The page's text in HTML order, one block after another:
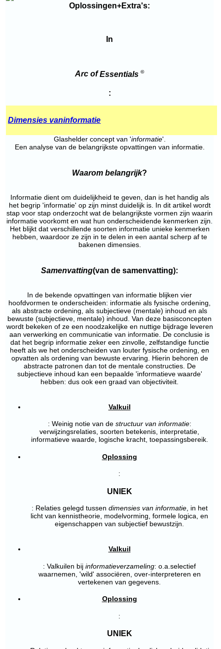
Oplossingen+Extra's:
In
Arc of Essentials ©
:
Dimensies vaninformatie
Glashelder concept van 'informatie'.
Een analyse van de belangrijkste opvattingen van informatie.
Waarom belangrijk?
Informatie dient om duidelijkheid te geven, dan is het handig als
het begrip 'informatie' op zijn minst duidelijk is. In dit artikel wordt
stap voor stap onderzocht wat de belangrijkste vormen zijn waarin
informatie voorkomt en wat hun onderscheidende kenmerken zijn.
Het blijkt dat verschillende soorten informatie unieke kenmerken
hebben, waardoor ze zijn in te delen in een aantal scherp af te
bakenen dimensies.
Samenvatting(van de samenvatting):
In de bekende opvattingen van informatie blijken vier
hoofdvormen te onderscheiden: informatie als fysische ordening,
als abstracte ordening, als subjectieve (mentale) inhoud en als
bewuste (subjectieve, mentale) inhoud. Van deze basisconcepten
wordt bekeken of ze een noodzakelijke en nuttige bijdrage leveren
aan verwerking en communicatie van informatie. De conclusie is
dat het begrip informatie zeker een zinvolle, zelfstandige functie
heeft als we het onderscheiden van louter fysische ordening, en
opvatten als ordening van bewuste ervaring. Hierin behoren de
abstracte patronen dan tot de mentale constructies. De
subjectieve inhoud kan een bepaalde 'informatieve waarde'
hebben: dus ook een graad van objectiviteit.
Valkuil
: Weinig notie van de structuur van informatie:
verwijzingsrelaties, soorten betekenis, interpretatie,
informatieve waarde, logische kracht, toepassingsbereik.
Oplossing
:
UNIEK
: Relaties gelegd tussen dimensies van informatie, in het
licht van kennistheorie, modelvorming, formele logica, en
eigenschappen van subjectief bewustzijn.
Valkuil
: Valkuilen bij informatieverzameling: o.a.selectief
waarnemen, 'wild' associëren, over-interpreteren en
vertekenen van gegevens.
Oplossing
:
UNIEK